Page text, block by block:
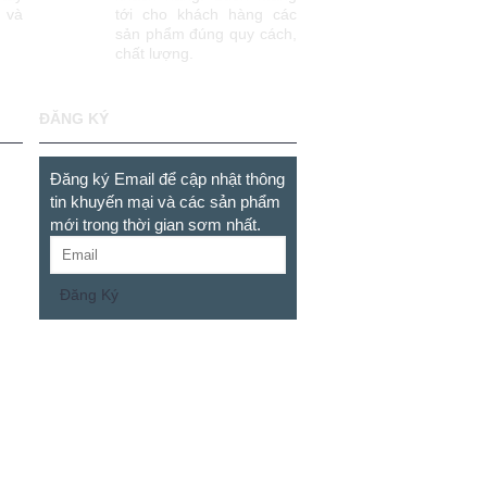
và
tới cho khách hàng các
sản phẩm đúng quy cách,
chất lượng.
ĐĂNG KÝ
Đăng ký Email để cập nhật thông
tin khuyến mại và các sản phẩm
mới trong thời gian sơm nhất.
Đăng Ký